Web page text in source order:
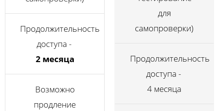
Продолжительность
доступа -
2 месяца
Возможно
продление
для
самопроверки)
Продолжительность
доступа -
4 месяца